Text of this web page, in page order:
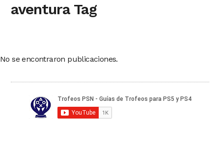
aventura Tag
No se encontraron publicaciones.